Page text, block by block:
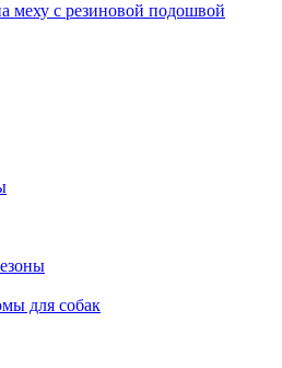
меху с резиновой подошвой
для собак